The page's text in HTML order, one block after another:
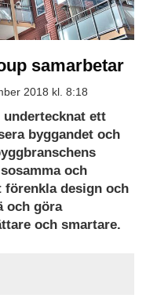
samarbetar
2018 kl. 8:18
undertecknat ett
byggandet och
och
förenkla design och
och göra
och smartare.